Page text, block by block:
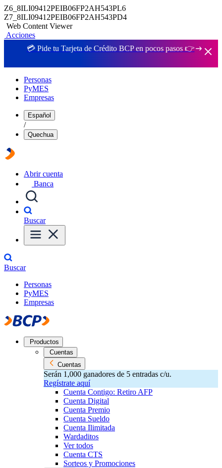
Z6_8ILI09412PEIB06FP2AH543PL6
Z7_8ILI09412PEIB06FP2AH543PD4
Web Content Viewer
Acciones
💳 Pide tu Tarjeta de Crédito BCP en pocos pasos 👉
Personas
PyMES
Empresas
Español
/
Quechua
Abrir cuenta
Banca
Buscar
Buscar
Personas
PyMES
Empresas
Productos
Cuentas
Cuentas
Serán 1,000 ganadores de 5 entradas c/u.
Regístrate aquí
Cuenta Contigo: Retiro AFP
Cuenta Digital
Cuenta Premio
Cuenta Sueldo
Cuenta Ilimitada
Wardaditos
Ver todos
Cuenta CTS
Sorteos y Promociones